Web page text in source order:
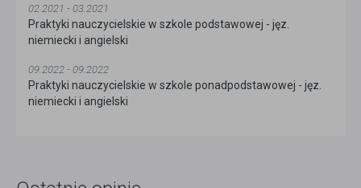
02.2021 - 03.2021
Praktyki nauczycielskie w szkole podstawowej - jęz.
niemiecki i angielski
09.2022 - 09.2022
Praktyki nauczycielskie w szkole ponadpodstawowej - jęz.
niemiecki i angielski